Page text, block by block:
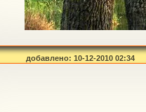
добавлено: 10-12-2010 02:34